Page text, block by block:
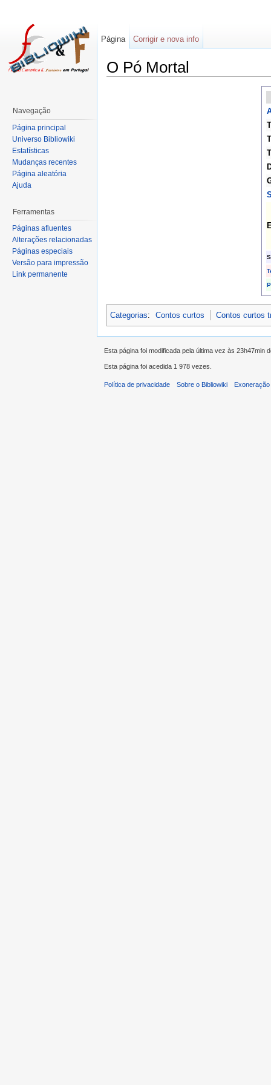
O Pó Mortal
Categorias: Contos curtos Contos curtos
Página Corrigir e nova info
Navegação
Página principal
Universo Bibliowiki
Estatísticas
Mudanças recentes
Página aleatória
Ajuda
Ferramentas
Páginas afluentes
Alterações relacionadas
Páginas especiais
Versão para impressão
Link permanente
Esta página foi modificada pela última vez às 23h47min
Esta página foi acedida 1 978 vezes.
Política de privacidade Sobre o Bibliowiki